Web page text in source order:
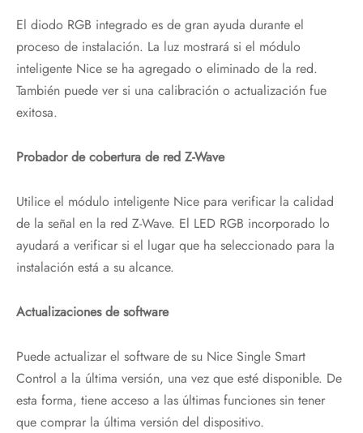
El diodo RGB integrado es de gran ayuda durante el
proceso de instalación. La luz mostrará si el módulo
inteligente Nice se ha agregado o eliminado de la red.
También puede ver si una calibración o actualización fue
exitosa.
Probador de cobertura de red Z-Wave
Utilice el módulo inteligente Nice para verificar la calidad
de la señal en la red Z-Wave. El LED RGB incorporado lo
ayudará a verificar si el lugar que ha seleccionado para la
instalación está a su alcance.
Actualizaciones de software
Puede actualizar el software de su Nice Single Smart
Control a la última versión, una vez que esté disponible. De
esta forma, tiene acceso a las últimas funciones sin tener
que comprar la última versión del dispositivo.